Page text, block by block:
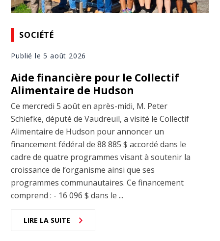
SOCIÉTÉ
Publié le 5 août 2026
Aide financière pour le Collectif
Alimentaire de Hudson
Ce mercredi 5 août en après-midi, M. Peter
Schiefke, député de Vaudreuil, a visité le Collectif
Alimentaire de Hudson pour annoncer un
financement fédéral de 88 885 $ accordé dans le
cadre de quatre programmes visant à soutenir la
croissance de l’organisme ainsi que ses
programmes communautaires. Ce financement
comprend : - 16 096 $ dans le ...
LIRE LA SUITE